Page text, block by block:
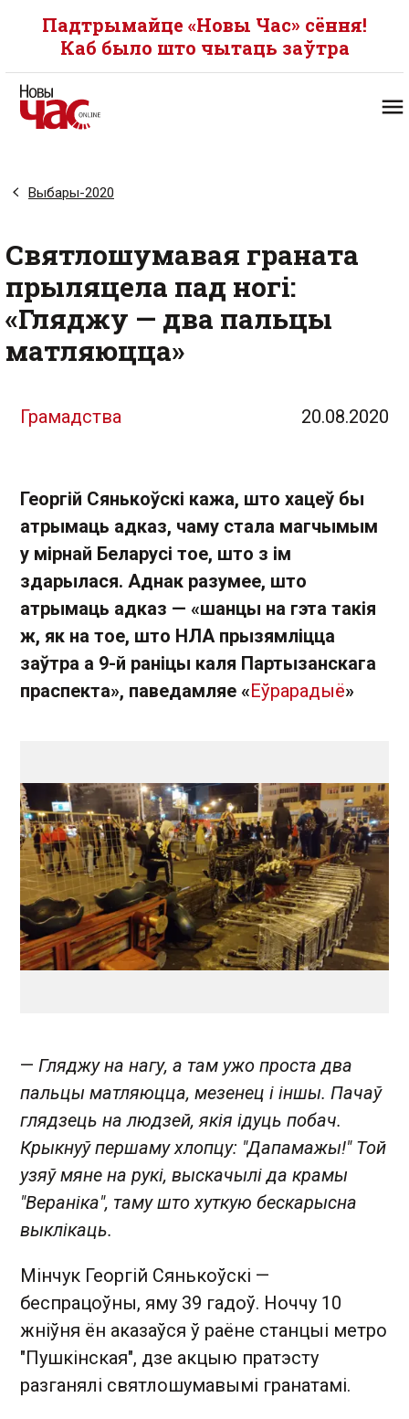
Падтрымайце «Новы Час» сёння!
Каб было што чытаць заўтра
Выбары-2020
Святлошумавая граната
прыляцела пад ногі:
«Гляджу — два пальцы
матляюцца»
Грамадства 20.08.2020
Георгій Сянькоўскі кажа, што хацеў бы
атрымаць адказ, чаму стала магчымым
у мірнай Беларусі тое, што з ім
здарылася. Аднак разумее, што
атрымаць адказ — «шанцы на гэта такія
ж, як на тое, што НЛА прызямліцца
заўтра а 9-й раніцы каля Партызанскага
праспекта», паведамляе «Еўрарадыё»
— Гляджу на нагу, а там ужо проста два
пальцы матляюцца, мезенец і іншы. Пачаў
глядзець на людзей, якія ідуць побач.
Крыкнуў першаму хлопцу: "Дапамажы!" Той
узяў мяне на рукі, выскачылі да крамы
"Вераніка", таму што хуткую бескарысна
выклікаць.​
Мінчук Георгій Сянькоўскі —
беспрацоўны, яму 39 гадоў. Ноччу 10
жніўня ён аказаўся ў раёне станцыі метро
"Пушкінская", дзе акцыю пратэсту
разганялі святлошумавымі гранатамі.